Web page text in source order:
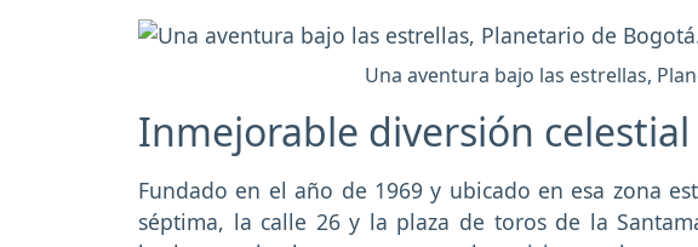
Una aventura bajo las estrellas,
Inmejorable diversión celestial
Fundado en el año de 1969 y ubicado en esa zona
séptima, la calle 26 y la plaza de toros de la